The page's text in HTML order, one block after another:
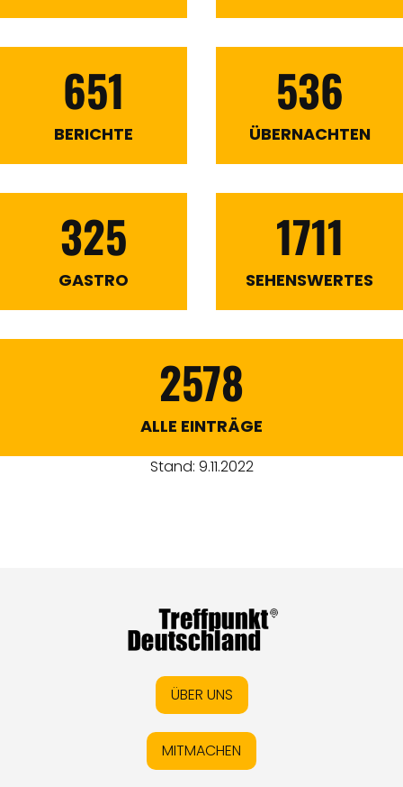
651
BERICHTE
536
ÜBERNACHTEN
325
GASTRO
1711
SEHENSWERTES
2578
ALLE EINTRÄGE
Stand: 9.11.2022
ÜBER UNS
MITMACHEN